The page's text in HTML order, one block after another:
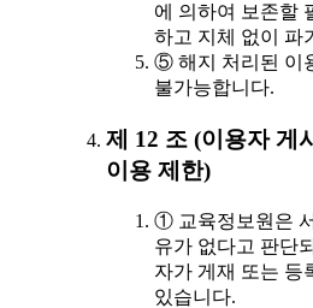
에 의하여 보존할
하고 지체 없이 파
⑤ 해지 처리된 이
불가능합니다.
제 12 조 (이용자 게
이용 제한)
① 교육정보원은
유가 없다고 판단
자가 게재 또는 등
있습니다.